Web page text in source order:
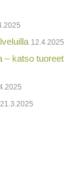
12.4.2025
– katso tuoreet
21.3.2025